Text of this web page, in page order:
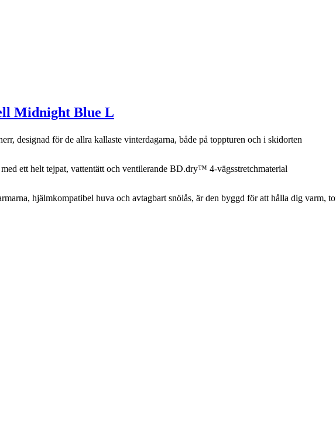
Midnight Blue L
designad för de allra kallaste vinterdagarna, både på toppturen och i skidorten
ett helt tejpat, vattentätt och ventilerande BD.dry™ 4-vägsstretchmaterial
hjälmkompatibel huva och avtagbart snölås, är den byggd för att hålla dig varm,